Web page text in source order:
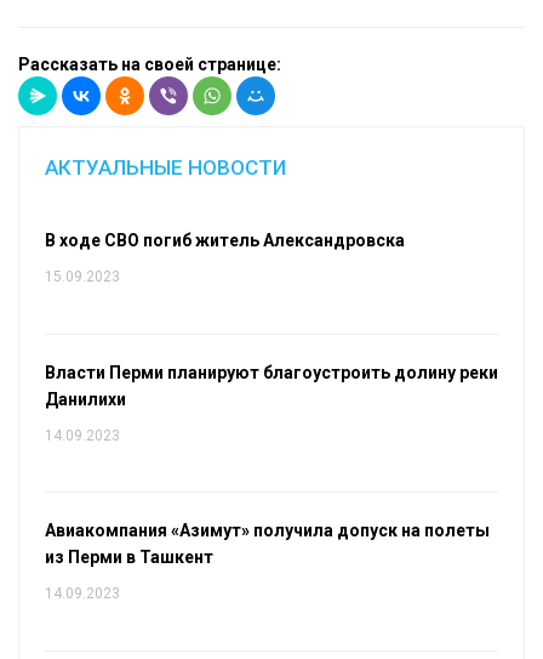
Рассказать на своей странице:
АКТУАЛЬНЫЕ НОВОСТИ
В ходе СВО погиб житель Александровска
15.09.2023
Власти Перми планируют благоустроить долину реки
Данилихи
14.09.2023
Авиакомпания «Азимут» получила допуск на полеты
из Перми в Ташкент
14.09.2023